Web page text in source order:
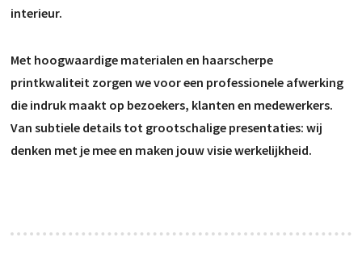
interieur.
Met hoogwaardige materialen en haarscherpe
printkwaliteit zorgen we voor een professionele afwerking
die indruk maakt op bezoekers, klanten en medewerkers.
Van subtiele details tot grootschalige presentaties: wij
denken met je mee en maken jouw visie werkelijkheid.